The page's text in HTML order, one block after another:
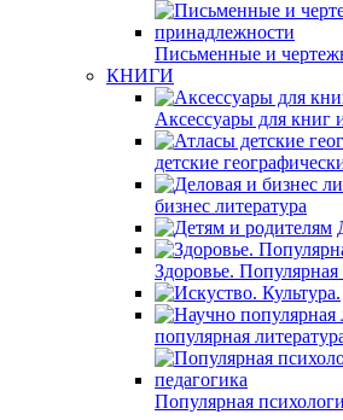
Письменные и
КНИГИ
Аксессуары для книг
детские
бизнес литература
Здоровье.
популярная
Популярная